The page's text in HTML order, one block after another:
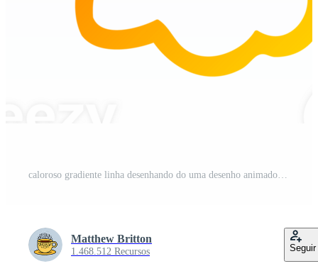
caloroso gradiente linha desenhando do uma desenho animado relaxar símbolo PNG Pro
Matthew Britton
1.468.512 Recursos Seguir